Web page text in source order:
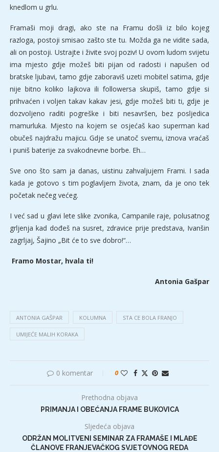
knedlom u grlu.
Framaši moji dragi, ako ste na Framu došli iz bilo kojeg
razloga, postoji smisao zašto ste tu. Možda ga ne vidite sada,
ali on postoji. Ustrajte i živite svoj poziv! U ovom ludom svijetu
ima mjesto gdje možeš biti pijan od radosti i napušen od
bratske ljubavi, tamo gdje zaboraviš uzeti mobitel satima, gdje
nije bitno koliko lajkova ili followersa skupiš, tamo gdje si
prihvaćen i voljen takav kakav jesi, gdje možeš biti ti, gdje je
dozvoljeno raditi pogreške i biti nesavršen, bez posljedica
mamurluka. Mjesto na kojem se osjećaš kao superman kad
obučeš najdražu majicu. Gdje se unatoč svemu, iznova vraćaš
i puniš baterije za svakodnevne borbe. Eh…
Sve ono što sam ja danas, uistinu zahvaljujem Frami. I sada
kada je gotovo s tim poglavljem života, znam, da je ono tek
početak nečeg većeg.
I već sad u glavi lete slike zvonika, Campanile raje, polusatnog
grljenja kad dođeš na susret, zdravice prije predstava, Ivanšin
zagrljaj, Šajino „Bit će to sve dobro!“…
Framo Mostar, hvala ti!
Antonia Gašpar
ANTONIA GAŠPAR KOLUMNA STA CE BOLA FRANJO
UMIJEĆE MALIH KORAKA
0 komentar 0
Prethodna objava
PRIMANJA I OBEĆANJA FRAME BUKOVICA
Sljedeća objava
ODRŽAN MOLITVENI SEMINAR ZA FRAMAŠE I MLAĐE
ČLANOVE FRANJEVAČKOG SVJETOVNOG REDA